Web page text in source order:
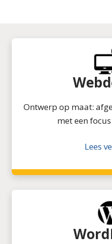
Ontwerp op maat:
met een
Lees